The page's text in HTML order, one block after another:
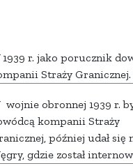
1939 r. jako porucznik
Straży Granicznej.
wojnie obronnej 1939 r.
kompanii Straży
później udał się
gdzie został